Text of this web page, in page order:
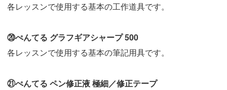
各レッスンで使用する基本の工作道具です。
⑳ぺんてる グラフギアシャープ 500
各レッスンで使用する基本の筆記用具です。
㉑ぺんてる ペン修正液 極細／修正テープ